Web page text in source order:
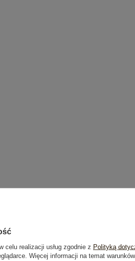
Opinie o produkcie(90)
celu realizacji usług zgodnie z Polityką
Więcej informacji na temat